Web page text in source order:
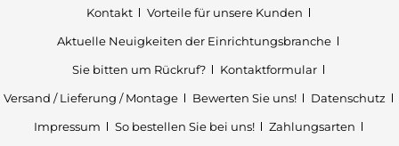
Kontakt
Vorteile für unsere Kunden
Aktuelle Neuigkeiten der Einrichtungsbranche
Sie bitten um Rückruf?
Kontaktformular
Versand / Lieferung / Montage
Bewerten Sie uns!
Datenschutz
Impressum
So bestellen Sie bei uns!
Zahlungsarten